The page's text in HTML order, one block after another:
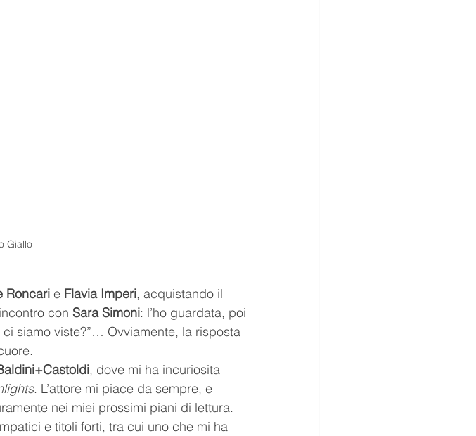
Giallo
Roncari e Flavia Imperi, acquistando il
con Sara Simoni: l’ho guardata, poi
siamo viste?”… Ovviamente, la risposta
, dove mi ha incuriosita
. L’attore mi piace da sempre, e
nei miei prossimi piani di lettura.
e titoli forti, tra cui uno che mi ha